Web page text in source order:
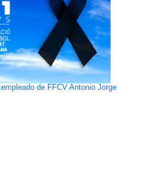
de FFCV Antonio Jorge